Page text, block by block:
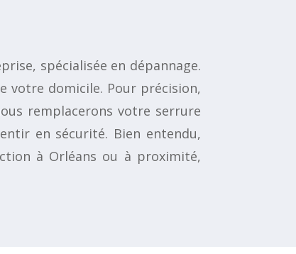
spécialisée en dépannage.
votre domicile. Pour précision,
remplacerons votre serrure
en sécurité. Bien entendu,
à Orléans ou à proximité,